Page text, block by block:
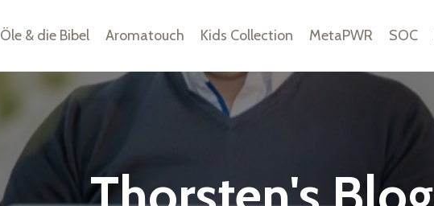
Öle & die Bibel Aromatouch Kids Collection MetaPWR SOC